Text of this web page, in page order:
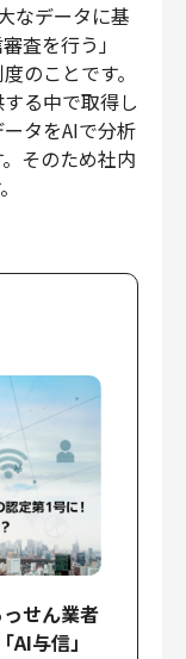
なデータに基
査を行う」
のことです。
る中で取得し
タをAIで分析
そのため社内
せん業者
与信」